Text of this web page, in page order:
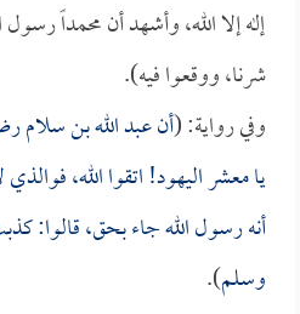
إله إلا الله، وأشهد أن محمداً
شرنا، ووقعوا فيه).
وفي رواية: (أنعبد الله بن سلام
يا معشر اليهود! اتقوا الله،
أنه رسول الله جاء بحق، قالوا:
وسلم).